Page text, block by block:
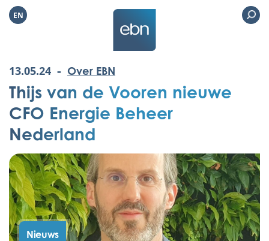
EN
13.05.24 - Over EBN
Thijs van de Vooren nieuwe
CFO Energie Beheer
Nederland
Nieuws